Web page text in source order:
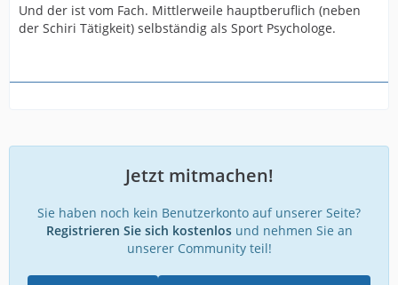
Und der ist vom Fach. Mittlerweile hauptberuflich (neben
der Schiri Tätigkeit) selbständig als Sport Psychologe.
Jetzt mitmachen!
Sie haben noch kein Benutzerkonto auf unserer Seite?
Registrieren Sie sich kostenlosund nehmen Sie an
unserer Community teil!